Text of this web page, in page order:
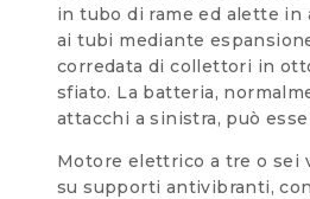
in tubo di rame ed alette in
ai tubi mediante
corredata di collettori in
sfiato. La batteria,
attacchi a sinistra, può
Motore elettrico a tre o sei
su supporti antivibranti,